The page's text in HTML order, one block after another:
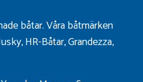
båtar. Våra båtmärken
,HR-Båtar,Grandezza,